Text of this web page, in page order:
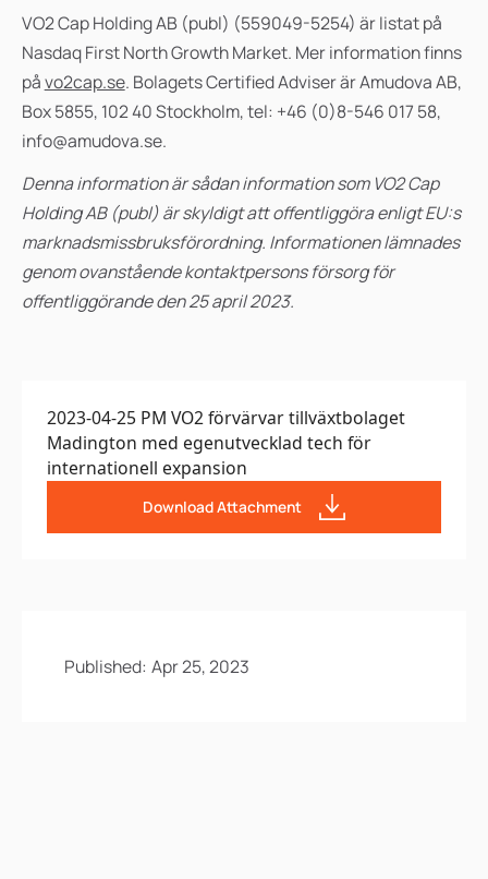
VO2 Cap Holding AB (publ) (559049-5254) är listat på
Nasdaq First North Growth Market. Mer information finns
påvo2cap.se. Bolagets Certified Adviser är Amudova AB,
Box 5855, 102 40 Stockholm, tel: +46 (0)8-546 017 58,
info@amudova.se.
Denna information är sådan information som VO2 Cap
Holding AB (publ) är skyldigt att offentliggöra enligt EU:s
marknadsmissbruksförordning. Informationen lämnades
genom ovanstående kontaktpersons försorg för
offentliggörande den 25 april 2023.
2023-04-25 PM VO2 förvärvar tillväxtbolaget
Madington med egenutvecklad tech för
internationell expansion
Download Attachment
Published: Apr 25, 2023